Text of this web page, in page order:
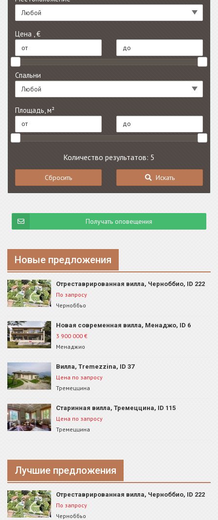
Любой
Цена , €
Спальни
Любой
Площадь, м²
Количество результатов: 5
Сбросить Искать
Получать оповещения
Новые предложения
Отреставрированная вилла, Черноббио, ID 222
По запросу
Черноббьо
Новая современная вилла, Менаджо, ID 6
3 900 000 €
Менаджио
Вилла, Tremezzina, ID 37
Цена по запросу
Тремеццина
Старинная вилла, Тремеццина, ID 115
Цена по запросу
Тремеццина
Лучшие предложения
Отреставрированная вилла, Черноббио, ID 222
По запросу
Черноббьо